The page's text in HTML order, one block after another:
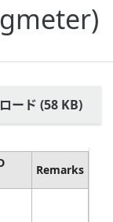
ード (58 KB)
Remarks